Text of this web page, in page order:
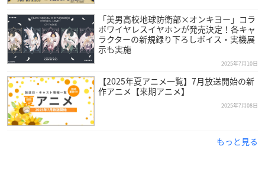
「美男高校地球防衛部×オンキヨー」コラ
ボワイヤレスイヤホンが発売決定！各キャ
ラクターの新規録り下ろしボイス・実機展
示も実施
2025年7月10日
【2025年夏アニメ一覧】7月放送開始の新
作アニメ【来期アニメ】
2025年7月08日
もっと見る